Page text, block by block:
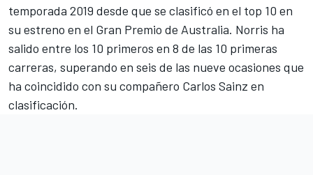
temporada 2019 desde que se clasificó en el top 10 en
su estreno en el Gran Premio de Australia. Norris ha
salido entre los 10 primeros en 8 de las 10 primeras
carreras, superando en seis de las nueve ocasiones que
ha coincidido con su compañero Carlos Sainz en
clasificación.